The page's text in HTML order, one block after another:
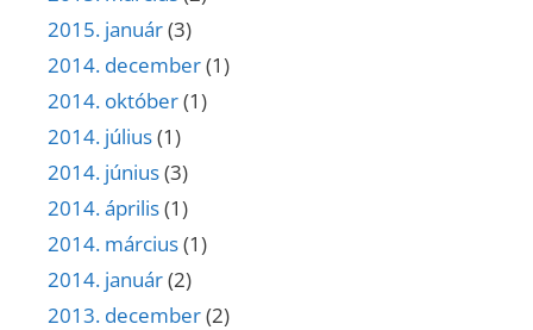
2015. január(3)
2014. december(1)
2014. október(1)
2014. július(1)
2014. június(3)
2014. április(1)
2014. március(1)
2014. január(2)
2013. december(2)